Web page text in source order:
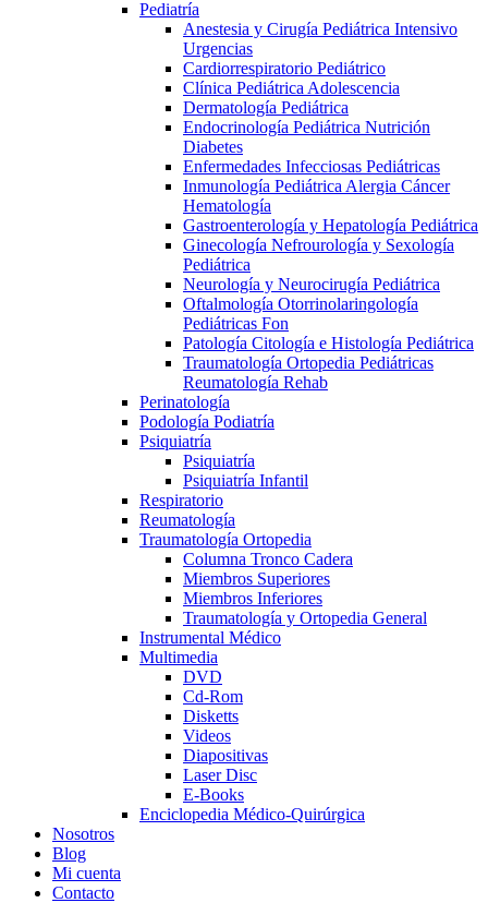
Pediatría
Anestesia y Cirugía Pediátrica Intensivo
Urgencias
Cardiorrespiratorio Pediátrico
Clínica Pediátrica Adolescencia
Dermatología Pediátrica
Endocrinología Pediátrica Nutrición
Diabetes
Enfermedades Infecciosas Pediátricas
Inmunología Pediátrica Alergia Cáncer
Hematología
Gastroenterología y Hepatología Pediátrica
Ginecología Nefrourología y Sexología
Pediátrica
Neurología y Neurocirugía Pediátrica
Oftalmología Otorrinolaringología
Pediátricas Fon
Patología Citología e Histología Pediátrica
Traumatología Ortopedia Pediátricas
Reumatología Rehab
Perinatología
Podología Podiatría
Psiquiatría
Psiquiatría
Psiquiatría Infantil
Respiratorio
Reumatología
Traumatología Ortopedia
Columna Tronco Cadera
Miembros Superiores
Miembros Inferiores
Traumatología y Ortopedia General
Instrumental Médico
Multimedia
DVD
Cd-Rom
Disketts
Videos
Diapositivas
Laser Disc
E-Books
Enciclopedia Médico-Quirúrgica
Nosotros
Blog
Mi cuenta
Contacto